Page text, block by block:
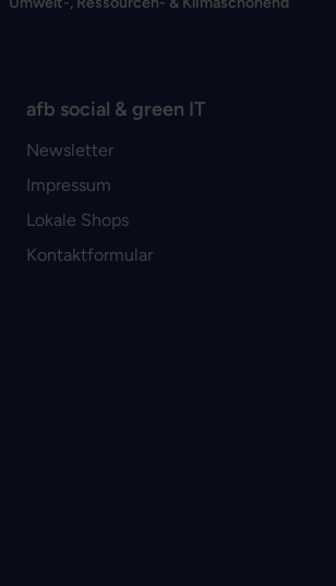
afb social & green IT
Newsletter
Impressum
Lokale Shops
Kontaktformular